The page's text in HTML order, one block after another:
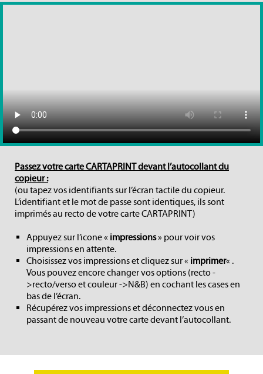
Passez votre carte CARTAPRINT devant l’autocollant du
copieur :
(ou tapez vos identifiants sur l’écran tactile du copieur.
L’identifiant et le mot de passe sont identiques, ils sont
imprimés au recto de votre carte CARTAPRINT)
Appuyez sur l’icone « impressions» pour voir vos
impressions en attente.
Choisissez vos impressions et cliquez sur « imprimer« .
Vous pouvez encore changer vos options (recto -
>recto/verso et couleur ->N&B) en cochant les cases en
bas de l’écran.
Récupérez vos impressions et déconnectez vous en
passant de nouveau votre carte devant l’autocollant.